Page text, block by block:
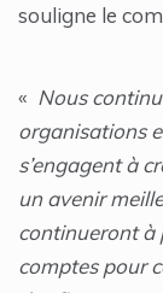
souligne le
« Nous
organisations
s’engagent à
un avenir
continueront à
comptes pour